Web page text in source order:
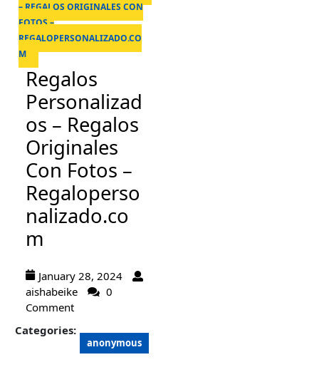
– REGALOS ORIGINALES CON
FOTOS –
REGALOPERSONALIZADO.CO
M
Regalos
Personalizad
os – Regalos
Originales
Con Fotos –
Regaloperso
nalizado.co
m
January 28, 2024
aishabeike
0
Comment
Categories:
anonymous